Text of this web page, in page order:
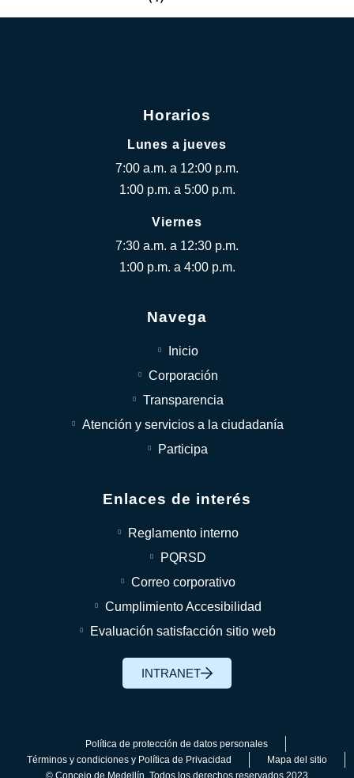
Horarios
Lunes a jueves
7:00 a.m. a 12:00 p.m.
1:00 p.m. a 5:00 p.m.
Viernes
7:30 a.m. a 12:30 p.m.
1:00 p.m. a 4:00 p.m.
Navega
Inicio
Corporación
Transparencia
Atención y servicios a la ciudadanía
Participa
Enlaces de interés
Reglamento interno
PQRSD
Correo corporativo
Cumplimiento Accesibilidad
Evaluación satisfacción sitio web
INTRANET
Política de protección de datos personales
Términos y condiciones y Política de Privacidad
Mapa del sitio
© Concejo de Medellín. Todos los derechos reservados 2023